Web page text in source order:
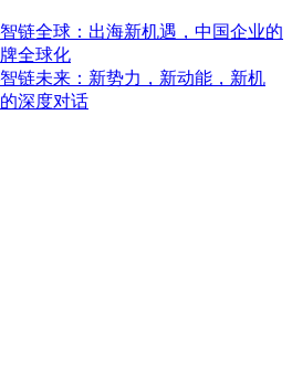
链全球：出海新机遇，中国企业的
全球化
链未来：新势力，新动能，新机
深度对话